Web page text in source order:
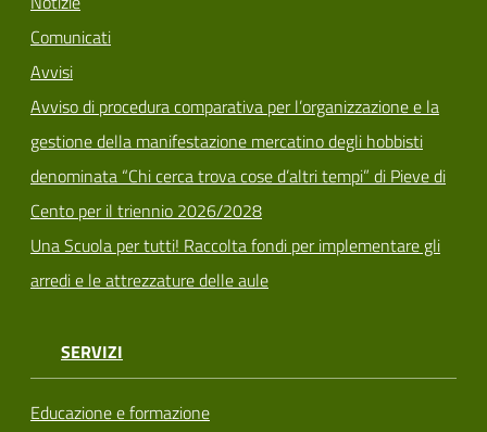
Comunicati
Avvisi
Avviso di procedura comparativa per l’organizzazione e la
gestione della manifestazione mercatino degli hobbisti
denominata “Chi cerca trova cose d’altri tempi” di Pieve di
Cento per il triennio 2026/2028
Una Scuola per tutti! Raccolta fondi per implementare gli
arredi e le attrezzature delle aule
SERVIZI
Educazione e formazione